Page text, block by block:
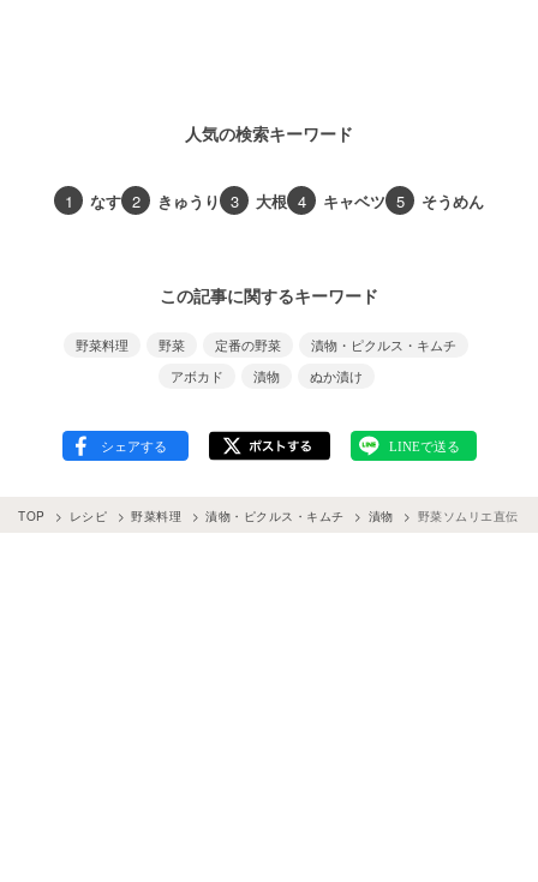
人気の検索キーワード
1 なす 2 きゅうり 3 大根 4 キャベツ 5 そうめん
この記事に関するキーワード
野菜料理 野菜 定番の野菜
漬物・ピクルス・キムチ
アボカド
漬物 ぬか漬け
TOP レシピ 野菜料理 漬物・ピクルス・キムチ 漬物 野菜ソムリエ直伝！